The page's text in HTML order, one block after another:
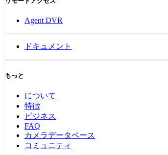
Agent DVR
ドキュメント
もっと
について
特徴
ビジネス
FAQ
カメラデータベース
コミュニティ